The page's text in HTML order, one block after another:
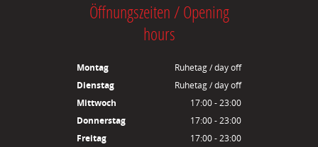
Öffnungszeiten / Opening
hours
Montag
Ruhetag / day off
Dienstag
Ruhetag / day off
Mittwoch
17:00 - 23:00
Donnerstag
17:00 - 23:00
Freitag
17:00 - 23:00